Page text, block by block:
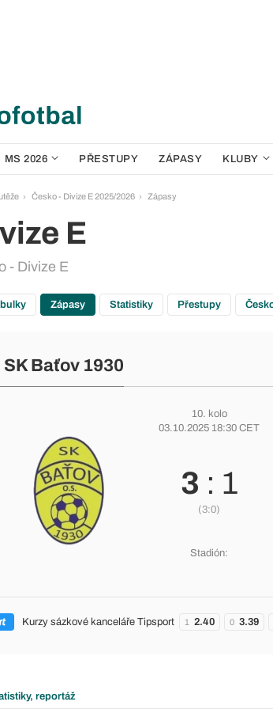
MS 2026 PŘESTUPY ZÁPASY KLUBY
Česko - Divize E 2025/2026 Zápasy
E
- Divize E
Zápasy Statistiky Přestupy
SK Baťov 1930
10. kolo
03.10.2025 18:30 CET
3 : 1
(3:0)
Stadión:
Kurzy sázkové kanceláře Tipsport 1 2.40 0 3.39
reportáž